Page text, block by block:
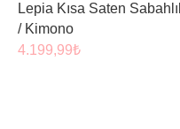
Lepia Kısa Saten
/ Kimono
4.199,99₺